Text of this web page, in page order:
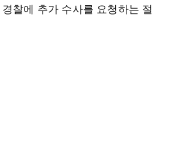
찰에 추가 수사를 요청하는 절